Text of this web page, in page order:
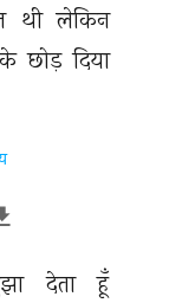
थी लेकिन
के छोड़ दिया
देता
हूँ